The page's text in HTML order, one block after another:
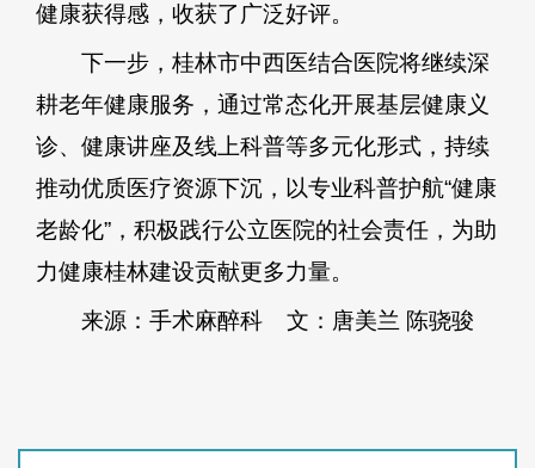
健康获得感，收获了广泛好评。
下一步，桂林市中西医结合医院将继续深
耕老年健康服务，通过常态化开展基层健康义
诊、健康讲座及线上科普等多元化形式，持续
推动优质医疗资源下沉，以专业科普护航“健康
老龄化”，积极践行公立医院的社会责任，为助
力健康桂林建设贡献更多力量。
来源：手术麻醉科 文：唐美兰 陈骁骏